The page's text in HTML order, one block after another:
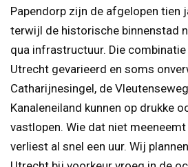
Papendorp zijn de afgelopen tien
terwijl de historische binnenstad
qua infrastructuur. Die
Utrecht gevarieerd en soms
Catharijnesingel, de
Kanaleneiland kunnen op drukke
vastlopen. Wie dat niet meeneemt
verliest al snel een uur. Wij